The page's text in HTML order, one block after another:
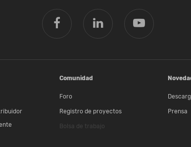
Comunidad
Foro
Registro de proyectos
Bolsa de trabajo
Prensa